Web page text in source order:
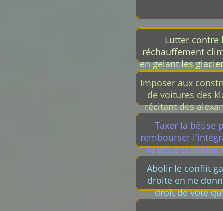
Lutter contre
réchauffement
en gelant les
à des congélateurs
Imposer aux
de voitures des
récitant des
Taxer la bêtise
rembourser
la dette publique
première
Abolir le conflit
droite en ne
droit de vote